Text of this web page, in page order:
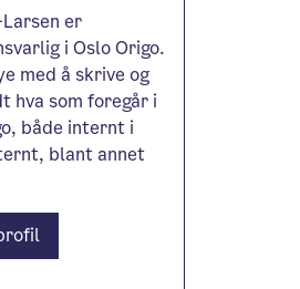
er
i Oslo Origo.
med å skrive og
hva som foregår i
både internt i
blant annet